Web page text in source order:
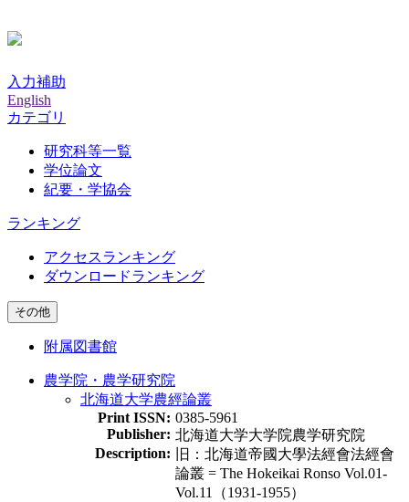
入力補助
English
カテゴリ
研究科等一覧
学位論文
紀要・学協会
ランキング
アクセスランキング
ダウンロードランキング
その他
附属図書館
農学院・農学研究院
北海道大学農經論叢
Print ISSN: 0385-5961
Publisher: 北海道大学大学院農学研究院
Description:
旧：北海道帝國大學法經會法經會
論叢 = The Hokeikai Ronso Vol.01-
Vol.11（1931-1955）